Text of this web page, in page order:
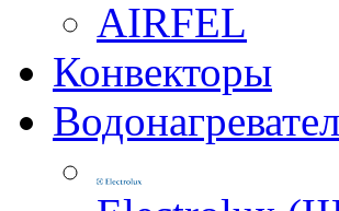
AIRFEL
Конвекторы